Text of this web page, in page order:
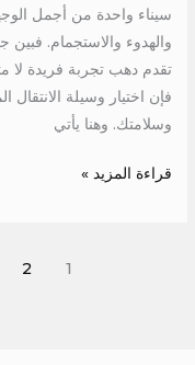
سيناء واحدة من أجمل
والهدوء والاستجمام. فبين
تقدم دهب تجربة فريدة لا
فإن اختيار وسيلة
وسلامتك. وهنا يأتي
قراءة المزيد »
1
2